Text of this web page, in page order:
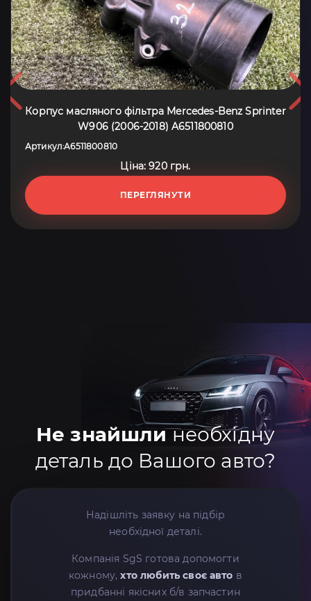
Корпус масляного фільтра Mercedes-Benz Sprinter
W906 (2006-2018) A6511800810
Артикул:A6511800810
Ціна: 920 грн.
ПЕРЕГЛЯНУТИ
Не знайшлинеобхідну
деталь до Вашого авто?
Надішліть заявку на підбір
необхідної деталі.
Компанія SgS готова допомогти
кожному,хто любить своє авто в
придбанні якісних б/в запчастин